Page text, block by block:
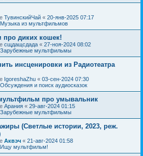
ТувинскийЧай « 20-янв-2025 07:17
Музыка из мультфильмов
диких кошек!
сщдащсдада « 27-ноя-2024 08:02
Зарубежные мультфильмы
инсценировки из Радиотеатра
IgoreshaZhu « 03-сен-2024 07:30
Обсуждения и поиск аудиосказок
про умывальник
Арания « 29-авг-2024 01:15
Зарубежные мультфильмы
(Светлые истории, 2023, реж.
Аквэч « 21-авг-2024 01:58
Ищу мультфильм!